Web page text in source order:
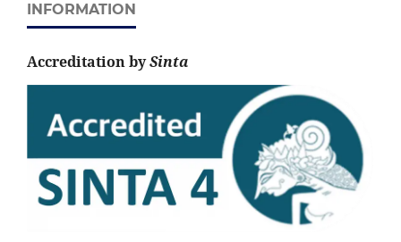
INFORMATION
Accreditation bySinta